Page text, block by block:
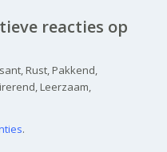
reacties op
Rust, Pakkend,
Leerzaam,
.